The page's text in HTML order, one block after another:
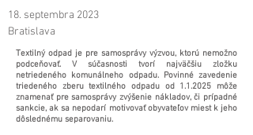
18. septembra 2023
Bratislava
Textilný odpad je pre samosprávy výzvou, ktorú nemožno
podceňovať. V súčasnosti tvorí najväčšiu zložku
netriedeného komunálneho odpadu. Povinné zavedenie
triedeného zberu textilného odpadu od 1.1.2025 môže
znamenať pre samosprávy zvýšenie nákladov, či prípadné
sankcie, ak sa nepodarí motivovať obyvateľov miest k jeho
dôslednému separovaniu.